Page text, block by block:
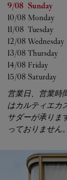
Day of the Week
9/08 Sunday
10/08 Monday
11/08 Tuesday
12/08 Wednesday
13/08 Thursday
14/08 Friday
15/08 Saturday
営業日、営業時
はカルティエカ
サダーが承りま
っておりません。